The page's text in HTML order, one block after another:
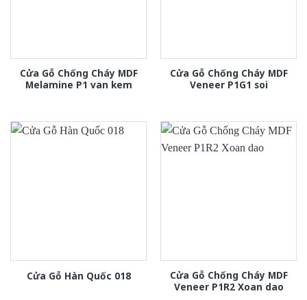
Cửa Gỗ Chống Cháy MDF
Melamine P1 van kem
Cửa Gỗ Chống Cháy MDF
Veneer P1G1 soi
Cửa Gỗ Hàn Quốc 018
Cửa Gỗ Chống Cháy MDF
Veneer P1R2 Xoan dao